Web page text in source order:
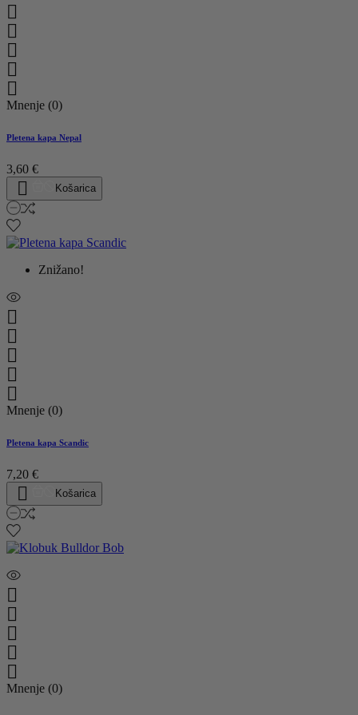





Mnenje (0)
Pletena kapa Nepal
3,60 €
 Košarica
Znižano!





Mnenje (0)
Pletena kapa Scandic
7,20 €
 Košarica





Mnenje (0)